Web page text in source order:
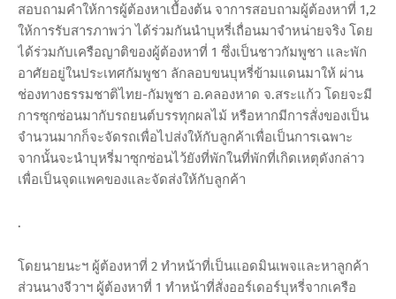
สอบถามคำให้การผู้ต้องหาเบื้องต้น จาการสอบถามผู้ต้องหาที่ 1,2
ให้การรับสารภาพว่า ได้ร่วมกันนำบุหรี่เถื่อนมาจำหน่ายจริง โดย
ได้ร่วมกับเครือญาติของผู้ต้องหาที่ 1 ซึ่งเป็นชาวกัมพูชา และพัก
อาศัยอยู่ในประเทศกัมพูชา ลักลอบขนบุหรี่ข้ามแดนมาให้ ผ่าน
ช่องทางธรรมชาติไทย-กัมพูชา อ.คลองหาด จ.สระแก้ว โดยจะมี
การซุกซ่อนมากับรถยนต์บรรทุกผลไม้ หรือหากมีการสั่งของเป็น
จำนวนมากก็จะจัดรถเพื่อไปส่งให้กับลูกค้าเพื่อเป็นการเฉพาะ
จากนั้นจะนำบุหรี่มาซุกซ่อนไว้ยังที่พักในที่พักที่เกิดเหตุดังกล่าว
เพื่อเป็นจุดแพคของและจัดส่งให้กับลูกค้า
.
โดยนายนะฯ ผู้ต้องหาที่ 2 ทำหน้าที่เป็นแอดมินเพจและหาลูกค้า
ส่วนนางจีวาฯ ผู้ต้องหาที่ 1 ทำหน้าที่สั่งออร์เดอร์บุหรี่จากเครือ